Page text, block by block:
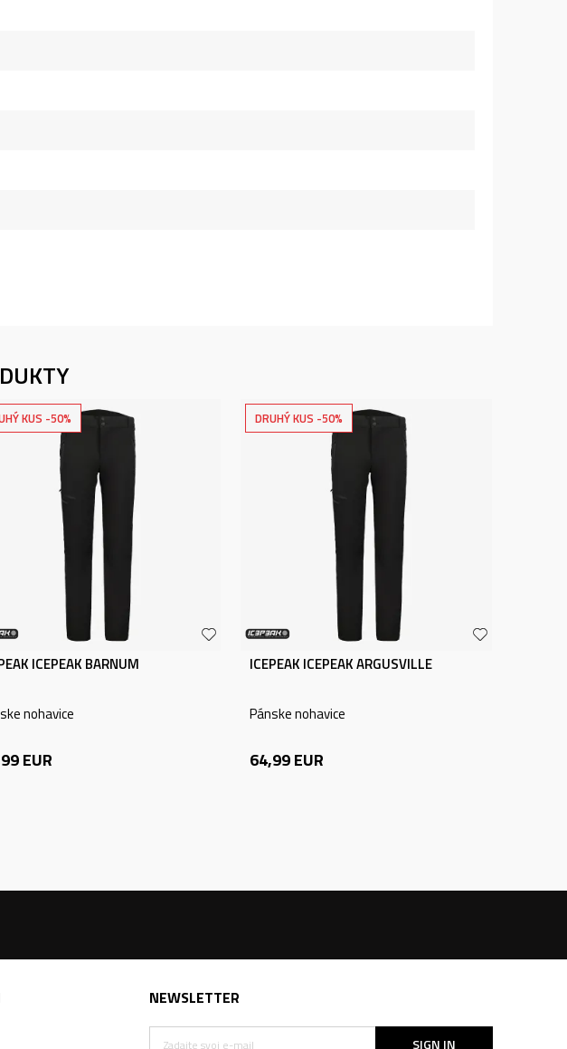
KUS -50%
ICEPEAK BARNUM
nohavice
EUR
DRUHÝ KUS -50%
ICEPEAK ICEPEAK ARGUSVILLE
Pánske nohavice
64,99EUR
NEWSLETTER
SIGN IN